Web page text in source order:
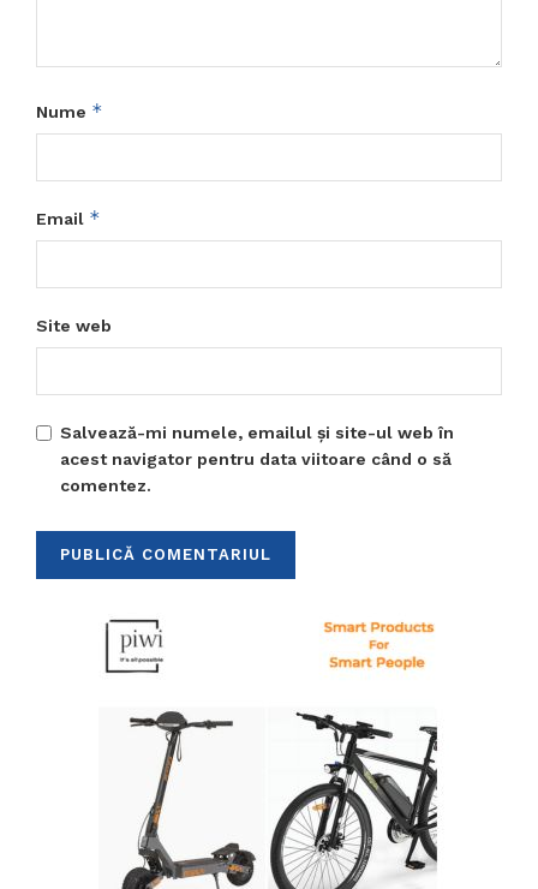
Nume *
Email *
Site web
Salvează-mi numele, emailul și site-ul web în
acest navigator pentru data viitoare când o să
comentez.